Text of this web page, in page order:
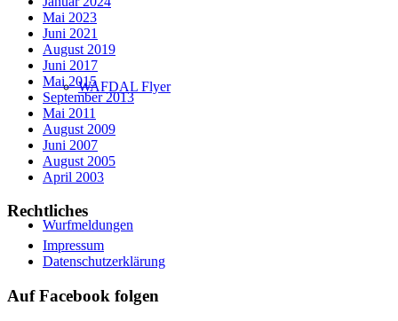
WAFDAL Flyer
Wurfmeldungen
Mai 2023
Juni 2021
August 2019
Juni 2017
Mai 2015
September 2013
Mai 2011
August 2009
Juni 2007
August 2005
April 2003
Rechtliches
Impressum
Datenschutzerklärung
Auf Facebook folgen